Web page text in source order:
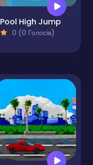
Pool High Jump
0 (0 Голосів)